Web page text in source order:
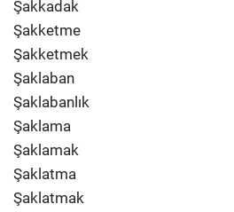
Şakkadak
Şakketme
Şakketmek
Şaklaban
Şaklabanlık
Şaklama
Şaklamak
Şaklatma
Şaklatmak